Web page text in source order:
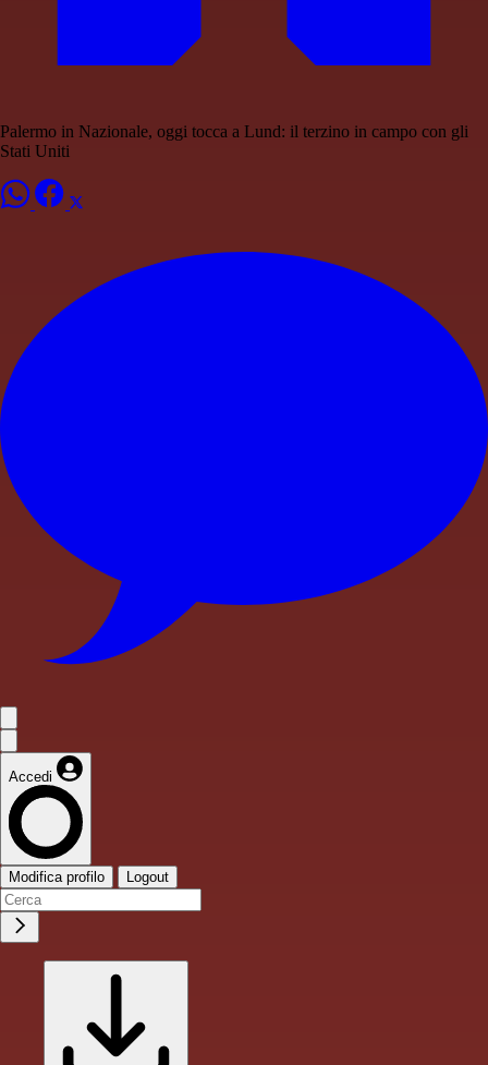
Palermo in Nazionale, oggi tocca a Lund: il terzino in campo con gli
Stati Uniti
Accedi
Modifica profilo Logout